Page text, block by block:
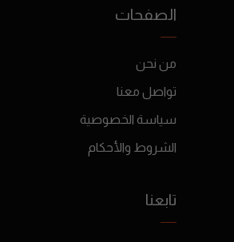
الصفحات
من نحن
تواصل معنا
سياسة الخصوصية
الشروط والأحكام
تابعنا